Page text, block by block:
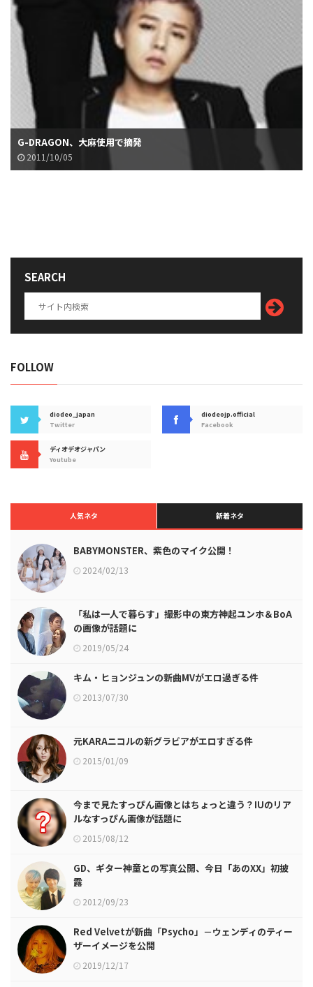
G-DRAGON、大麻使用で摘発
2011/10/05
SEARCH
FOLLOW
diodeo_japan
Twitter
diodeojp.official
Facebook
ディオデオジャパン
Youtube
人気ネタ 新着ネタ
BABYMONSTER、紫色のマイク公開！
2024/02/13
「私は一人で暮らす」撮影中の東方神起ユンホ＆BoA
の画像が話題に
2019/05/24
キム・ヒョンジュンの新曲MVがエロ過ぎる件
2013/07/30
元KARAニコルの新グラビアがエロすぎる件
2015/01/09
今まで見たすっぴん画像とはちょっと違う？IUのリア
ルなすっぴん画像が話題に
2015/08/12
GD、ギター神童との写真公開、今日「あのXX」初披
露
2012/09/23
Red Velvetが新曲「Psycho」－ウェンディのティー
ザーイメージを公開
2019/12/17